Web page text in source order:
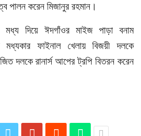
পালন করেন মিজানুর রহমান।
মধ্য দিয়ে ঈদগাঁওর মাইজ পাড়া বনাম
মধ্যকার ফাইনাল খেলায় বিজয়ী দলকে
দলকে রানার্স আপের ট্রপি বিতরন করেন